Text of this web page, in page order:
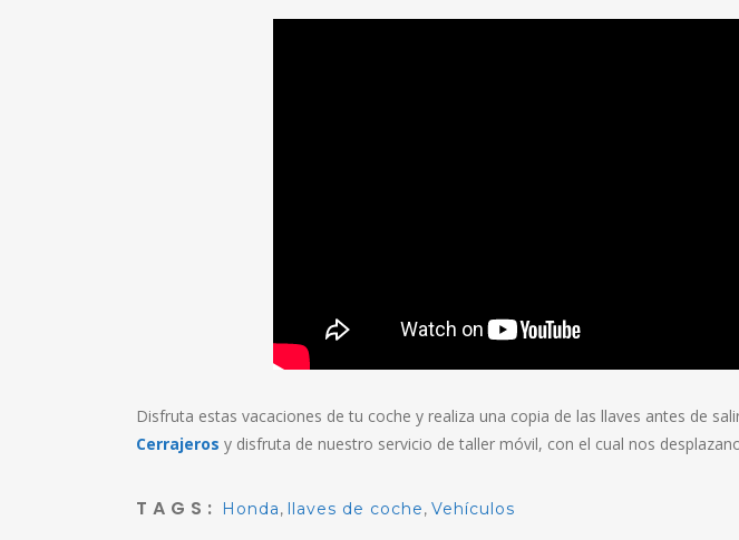
Disfruta estas vacaciones de tu coche y realiza una copia de las llaves antes de
Cerrajeros y disfruta de nuestro servicio de taller móvil, con el cual nos
TAGS: Honda, llaves de coche, Vehículos